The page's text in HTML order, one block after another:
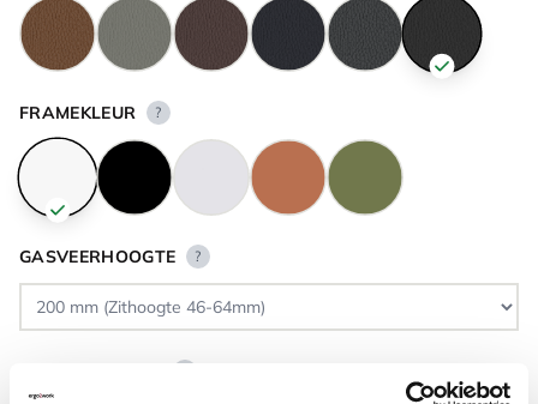
FRAMEKLEUR ?
GASVEERHOOGTE ?